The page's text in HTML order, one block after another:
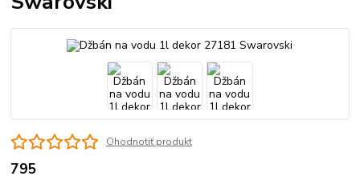
Ohodnotiť produkt
795